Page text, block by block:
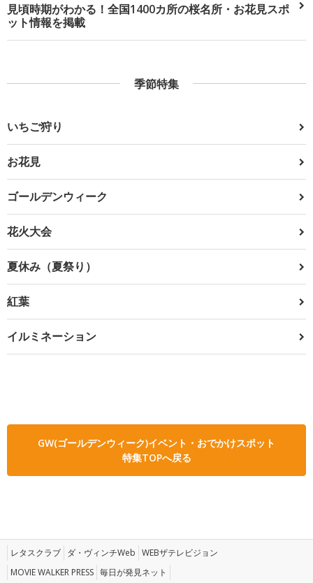
見頃時期がわかる！全国1400カ所の桜名所・お花見スポ
ット情報を掲載
季節特集
いちご狩り
お花見
ゴールデンウィーク
花火大会
夏休み（夏祭り）
紅葉
イルミネーション
GW(ゴールデンウィーク)イベント・おでかけスポット
特集TOPへ戻る
レタスクラブ ダ・ヴィンチWeb WEBザテレビジョン
MOVIE WALKER PRESS 毎日が発見ネット